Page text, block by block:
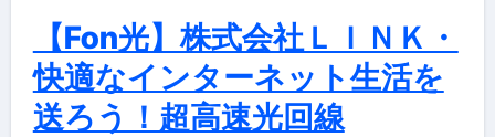
【Fon光】株式会社ＬＩＮＫ・
快適なインターネット生活を
送ろう！超高速光回線